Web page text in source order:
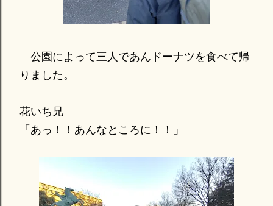
公園によって三人であんドーナツを食べて帰
りました。
花いち兄
「あっ！！あんなところに！！」